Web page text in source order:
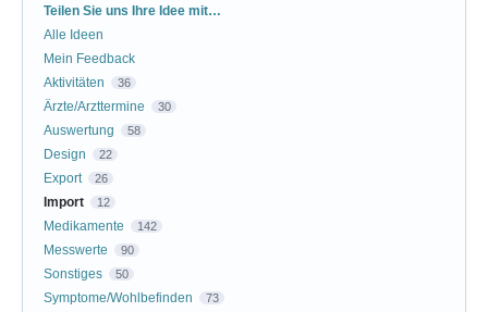
Kategorien
Teilen Sie uns Ihre Idee mit…
Alle Ideen
Mein Feedback
Aktivitäten
36
Ärzte/Arzttermine 30
Auswertung 58
Design 22
Export 26
Import 12
Medikamente 142
Messwerte 90
Sonstiges 50
Symptome/Wohlbefinden 73